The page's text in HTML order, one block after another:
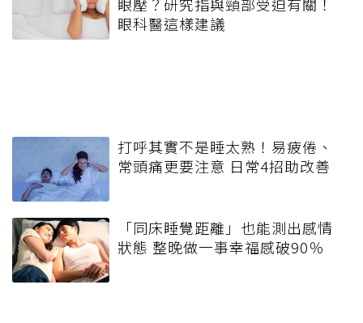
眼科醫這樣建議
打呼其實不是睡太熟！易疲倦、
常頭痛更要注意 日常4招助改善
「同床睡覺距離」也能測出感情
狀態 整晚做一事幸福感破90％